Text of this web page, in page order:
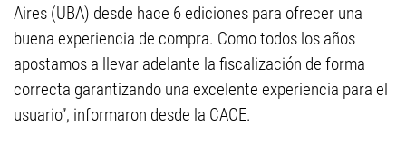
Aires (UBA) desde hace 6 ediciones para ofrecer una
buena experiencia de compra. Como todos los años
apostamos a llevar adelante la fiscalización de forma
correcta garantizando una excelente experiencia para el
usuario”, informaron desde la CACE.